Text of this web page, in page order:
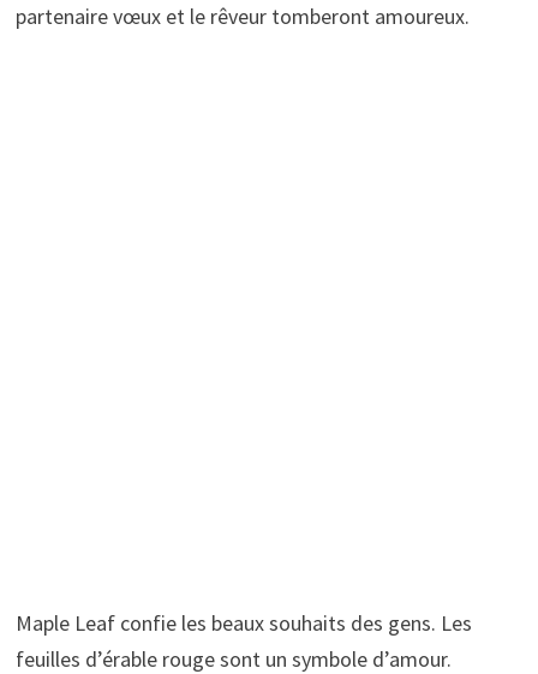
partenaire vœux et le rêveur tomberont amoureux.
Maple Leaf confie les beaux souhaits des gens. Les
feuilles d’érable rouge sont un symbole d’amour.